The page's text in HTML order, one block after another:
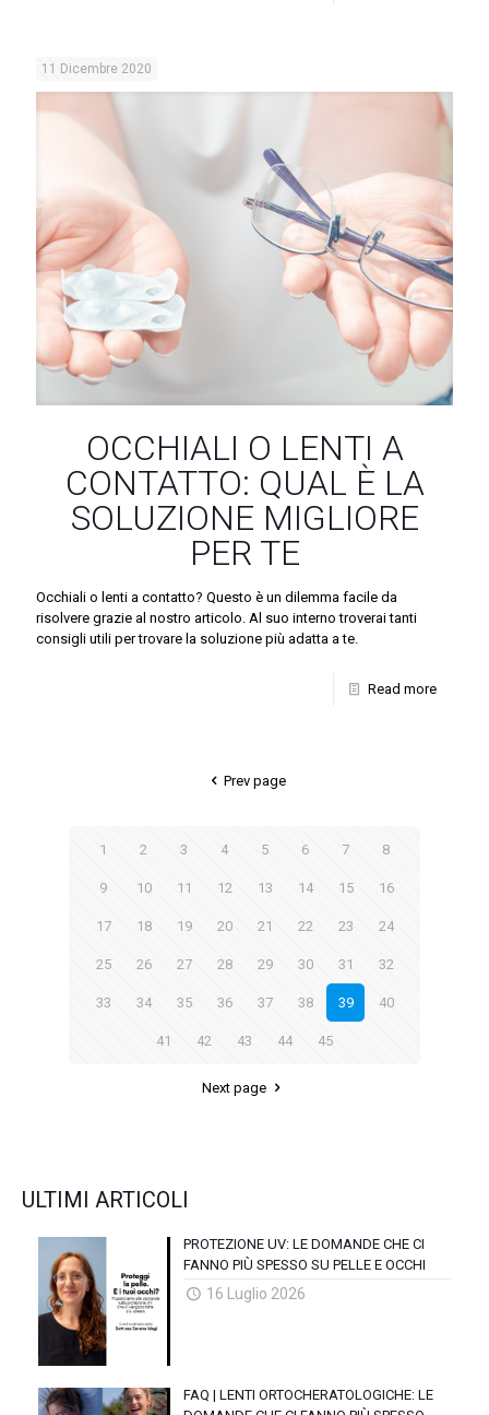
11 Dicembre 2020
OCCHIALI O LENTI A
CONTATTO: QUAL È LA
SOLUZIONE MIGLIORE
PER TE
Occhiali o lenti a contatto? Questo è un dilemma facile da
risolvere grazie al nostro articolo. Al suo interno troverai tanti
consigli utili per trovare la soluzione più adatta a te.
Read more
Prev page
1 2 3 4 5 6 7 8
9 10 11 12 13 14 15 16
17 18 19 20 21 22 23 24
25 26 27 28 29 30 31 32
33 34 35 36 37 38 39 40
41 42 43 44 45
Next page
ULTIMI ARTICOLI
PROTEZIONE UV: LE DOMANDE CHE CI
FANNO PIÙ SPESSO SU PELLE E OCCHI
16 Luglio 2026
FAQ | LENTI ORTOCHERATOLOGICHE: LE